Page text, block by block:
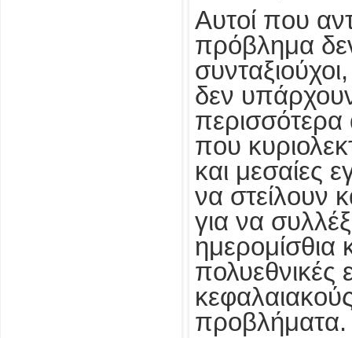
Αυτοί που
πρόβλημα δεν
δεν
που
και μεσαίες
να στείλουν
για να
ημερομίσθια
πολυεθνικές
προβλήματα.